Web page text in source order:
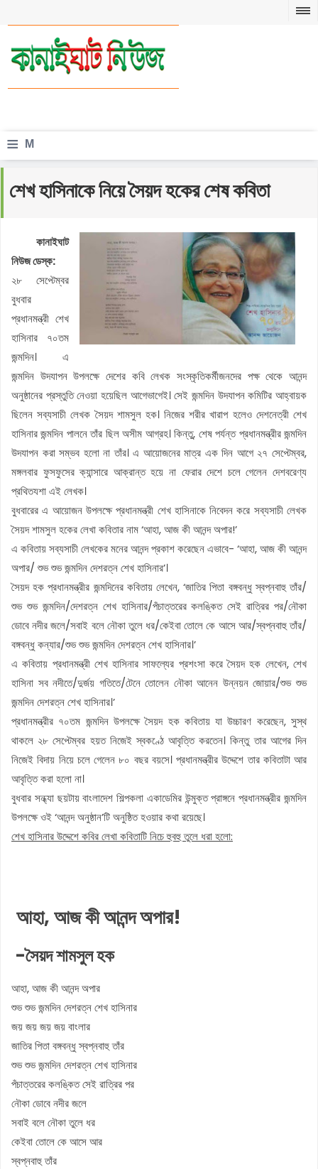
≡ M
n
শেখ হাসিনাকে নিয়ে সৈয়দ হকের শেষ কবিতা
কানাইঘাট
নিউজ ডেস্ক:
২৮ সেপ্টেম্বর
বুধবার
প্রধানমন্ত্রী শেখ
হাসিনার ৭০তম
জন্মদিন। এ
জন্মদিন উদযাপন উপলক্ষে দেশের কবি লেখক সংস্কৃতিকর্মীজনদের পক্ষ থেকে আনন্দ
অনুষ্ঠানের প্রস্তুতি নেওয়া হয়েছিল আগেভাগেই। সেই জন্মদিন উদযাপন কমিটির আহ্বায়ক
ছিলেন সব্যসাচী লেখক সৈয়দ শামসুল হক। নিজের শরীর খারাপ হলেও দেশনেত্রী শেখ
হাসিনার জন্মদিন পালনে তাঁর ছিল অসীম আগ্রহ। কিন্তু, শেষ পর্যন্ত প্রধানমন্ত্রীর জন্মদিন
উদযাপন করা সম্ভব হলো না তাঁর। এ আয়োজনের মাত্র এক দিন আগে ২৭ সেপ্টেম্বর,
মঙ্গলবার ফুসফুসের ক্যান্সারে আক্রান্ত হয়ে না ফেরার দেশে চলে গেলেন দেশবরেণ্য
প্রথিতযশা এই লেখক।
বুধবারের এ আয়োজন উপলক্ষে প্রধানমন্ত্রী শেখ হাসিনাকে নিবেদন করে সব্যসাচী লেখক
সৈয়দ শামসুল হকের লেখা কবিতার নাম ‘আহা, আজ কী আনন্দ অপার!’
এ কবিতায় সব্যসাচী লেখকের মনের আনন্দ প্রকাশ করেছেন এভাবে- ‘আহা, আজ কী আনন্দ
অপার/ শুভ শুভ জন্মদিন দেশরত্ন শেখ হাসিনার’।
সৈয়দ হক প্রধানমন্ত্রীর জন্মদিনের কবিতায় লেখেন, ‘জাতির পিতা বঙ্গবন্ধু স্বপ্নবাহু তাঁর/
শুভ শুভ জন্মদিন/দেশরত্ন শেখ হাসিনার/পঁচাত্তরের কলঙ্কিত সেই রাত্রির পর/নৌকা
ডোবে নদীর জলে/সবাই বলে নৌকা তুলে ধর/কেইবা তোলে কে আসে আর/স্বপ্নবাহু তাঁর/
বঙ্গবন্ধু কন্যার/শুভ শুভ জন্মদিন দেশরত্ন শেখ হাসিনার।’
এ কবিতায় প্রধানমন্ত্রী শেখ হাসিনার সাফল্যের প্রশংসা করে সৈয়দ হক লেখেন, শেখ
হাসিনা সব নদীতে/দুর্জয় গতিতে/টেনে তোলেন নৌকা আনেন উন্নয়ন জোয়ার/শুভ শুভ
জন্মদিন দেশরত্ন শেখ হাসিনার।’
প্রধানমন্ত্রীর ৭০তম জন্মদিন উপলক্ষে সৈয়দ হক কবিতায় যা উচ্চারণ করেছেন, সুস্থ
থাকলে ২৮ সেপ্টেম্বর হয়ত নিজেই স্বকণ্ঠে আবৃত্তি করতেন। কিন্তু তার আগের দিন
নিজেই বিদায় নিয়ে চলে গেলেন ৮০ বছর বয়সে। প্রধানমন্ত্রীর উদ্দেশে তার কবিতাটা আর
আবৃত্তি করা হলো না।
বুধবার সন্ধ্যা ছয়টায় বাংলাদেশ শিল্পকলা একাডেমির উন্মুক্ত প্রাঙ্গনে প্রধানমন্ত্রীর জন্মদিন
উপলক্ষে ওই ‘আনন্দ অনুষ্ঠান’টি অনুষ্ঠিত হওয়ার কথা রয়েছে।
শেখ হাসিনার উদ্দেশে কবির লেখা কবিতাটি নিচে হুবহু তুলে ধরা হলো:
আহা, আজ কী আনন্দ অপার!
-সৈয়দ শামসুল হক
আহা, আজ কী আনন্দ অপার
শুভ শুভ জন্মদিন দেশরত্ন শেখ হাসিনার
জয় জয় জয় জয় বাংলার
জাতির পিতা বঙ্গবন্ধু স্বপ্নবাহু তাঁর
শুভ শুভ জন্মদিন দেশরত্ন শেখ হাসিনার
পঁচাত্তরের কলঙ্কিত সেই রাত্রির পর
নৌকা ডোবে নদীর জলে
সবাই বলে নৌকা তুলে ধর
কেইবা তোলে কে আসে আর
স্বপ্নবাহু তাঁর